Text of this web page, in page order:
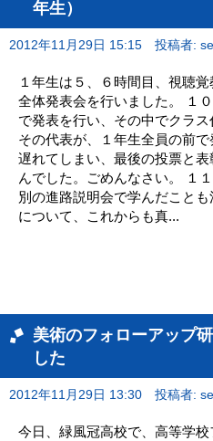
年生）
2012年11月29日 15:15 投稿者:
１年生は５、６時間目、視聴
全体発表会を行いました。 １
で発表を行い、その中でクラ
その代表が、１年生全員の前で
遅れてしまい、最後の投票と
んでした。ごめんなさい。 １
別の進路説明会で学んだこと
について、これからも真...
美術のフォローアップ
した
2012年11月29日 13:30 投稿者:
今日、緑風冠高校で、高等学校